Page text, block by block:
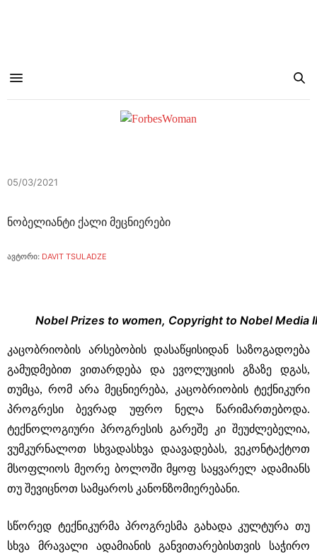
05/03/2021
ნობელიანტი ქალი მეცნიერები
ავტორი: DAVIT TSULADZE
Nobel Prizes to women, Copyright to Nobel Media
კაცობრიობის არსებობის დასაწყისიდან საზოგადოება
გამუდმებით ვითარდება და ევოლუციის გზაზე დგას,
თუმცა, რომ არა მეცნიერება, კაცობრიობის ტექნიკური
პროგრესი ბევრად უფრო ნელა წარიმართებოდა.
ტექნოლოგიური პროგრესის გარეშე კი შეუძლებელია,
ვუმკურნალოთ სხვადასხვა დაავადებას, ვეკონტაქტოთ
მსოფლიოს მეორე ბოლოში მყოფ საყვარელ ადამიანს
თუ შევიცნოთ სამყაროს კანონზომიერებანი.
სწორედ ტექნიკურმა პროგრესმა გახადა კულტურა თუ
სხვა მრავალი ადამიანის განვითარებისთვის საჭირო